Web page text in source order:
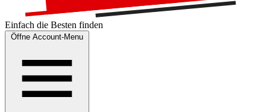
Einfach die Besten finden
Öffne Account-Menu